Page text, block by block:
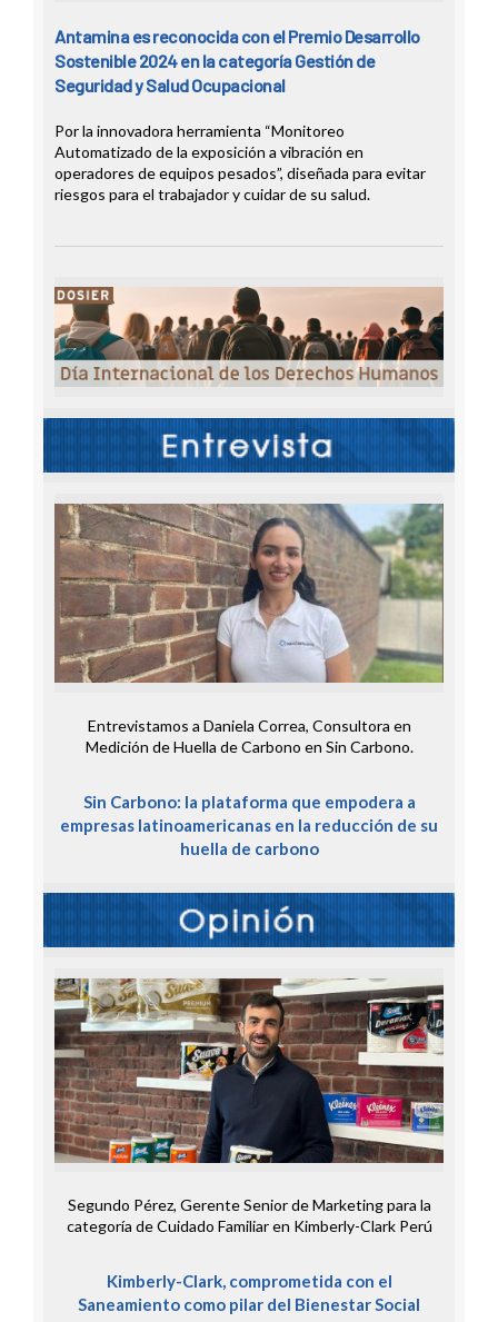
Antamina es reconocida con el Premio Desarrollo
Sostenible 2024 en la categoría Gestión de
Seguridad y Salud Ocupacional
Por la innovadora herramienta “Monitoreo
Automatizado de la exposición a vibración en
operadores de equipos pesados”, diseñada para evitar
riesgos para el trabajador y cuidar de su salud.
Entrevistamos a Daniela Correa, Consultora en
Medición de Huella de Carbono en Sin Carbono.
Sin Carbono: la plataforma que empodera a
empresas latinoamericanas en la reducción de su
huella de carbono
Segundo Pérez, Gerente Senior de Marketing para la
categoría de Cuidado Familiar en Kimberly-Clark Perú
Kimberly-Clark, comprometida con el
Saneamiento como pilar del Bienestar Social